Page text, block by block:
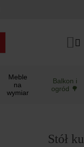
Meble
na
wymiar
Balkon i
ogród 🌳
Stół